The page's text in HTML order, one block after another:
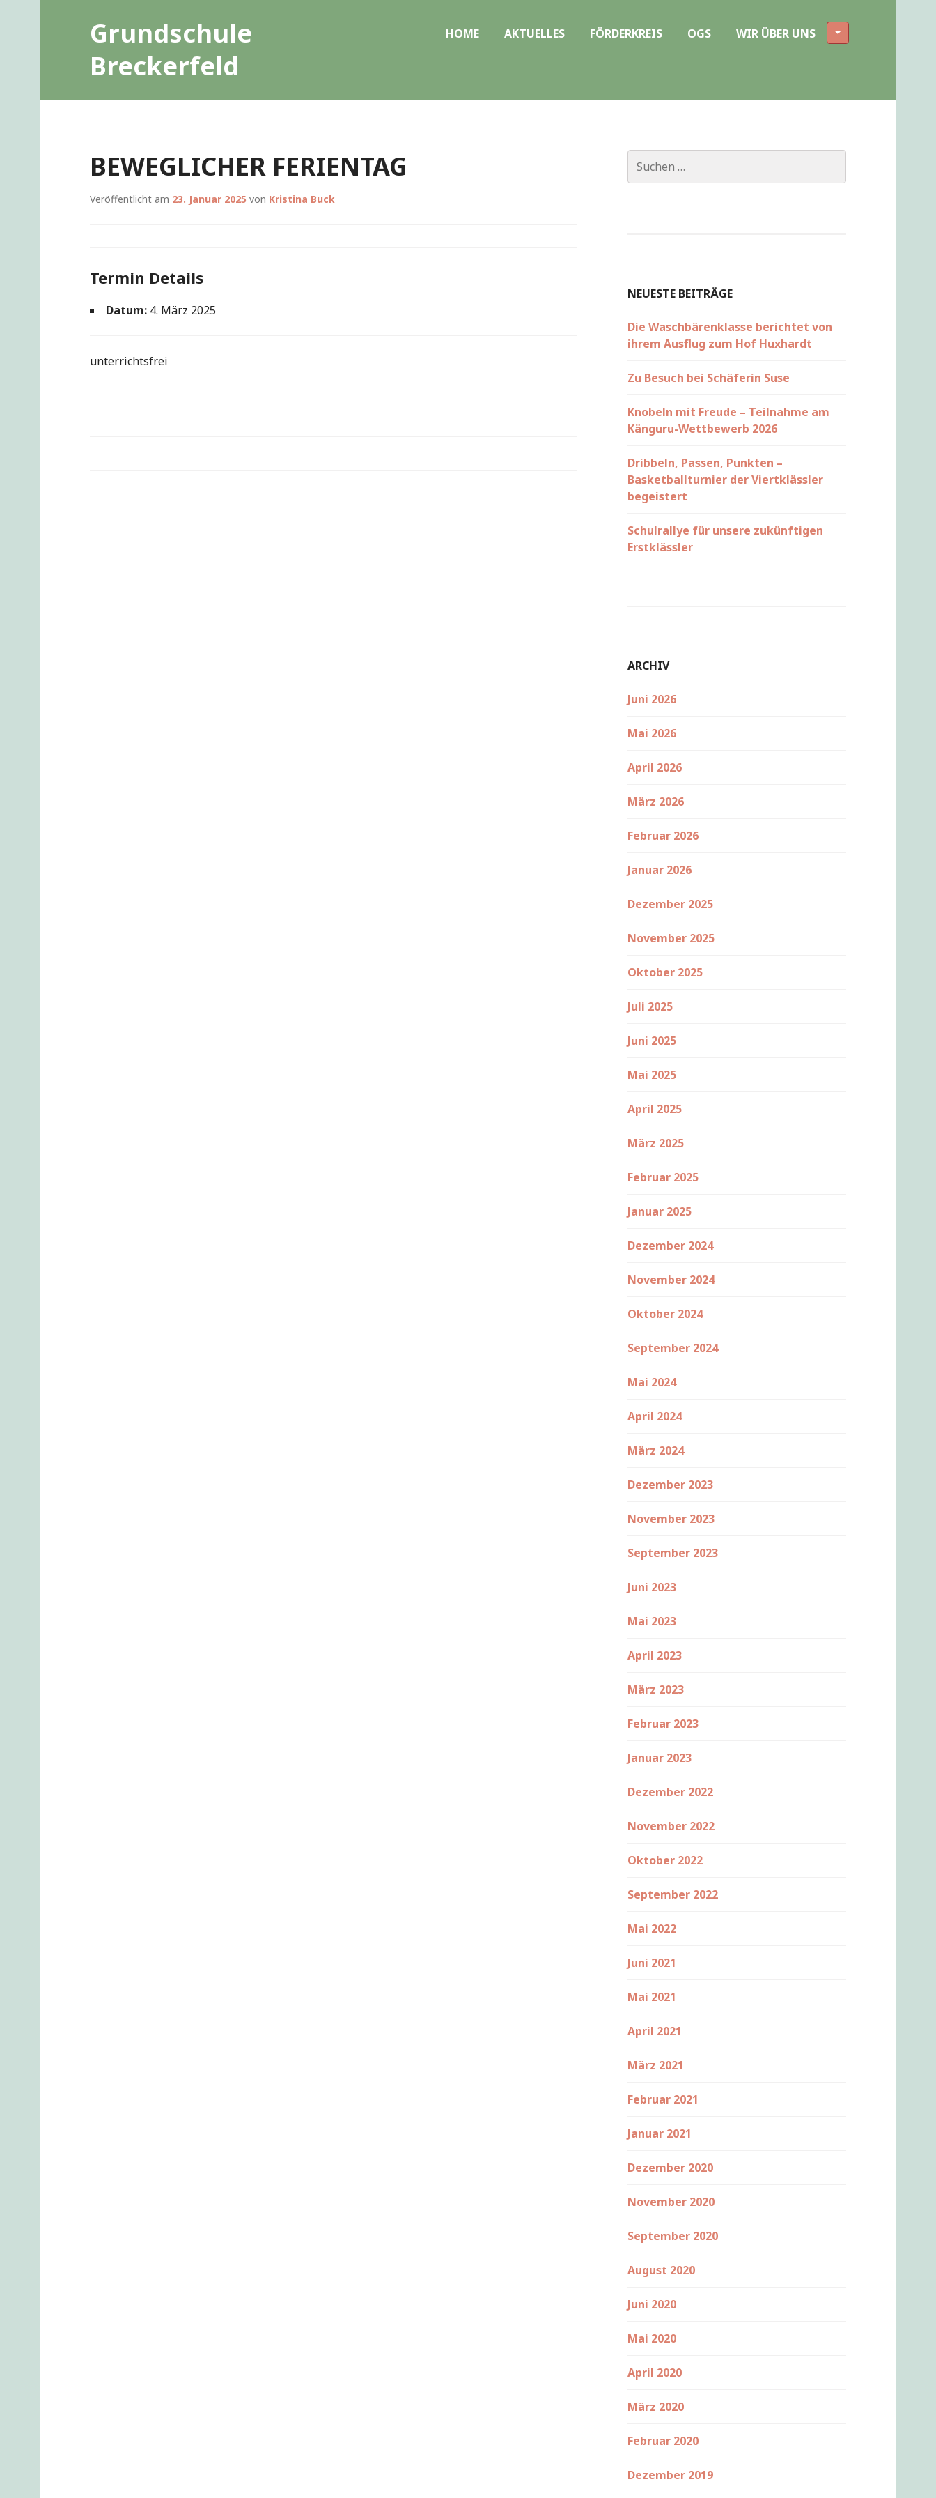
Grundschule
Breckerfeld
HOME AKTUELLES FÖRDERKREIS OGS WIR ÜBER UNS
BEWEGLICHER FERIENTAG
Veröffentlicht am 23. Januar 2025 von Kristina Buck
Termin Details
Datum: 4. März 2025
unterrichtsfrei
nach:
NEUESTE BEITRÄGE
Die Waschbärenklasse berichtet von
ihrem Ausflug zum Hof Huxhardt
Zu Besuch bei Schäferin Suse
Knobeln mit Freude – Teilnahme am
Känguru-Wettbewerb 2026
Dribbeln, Passen, Punkten –
Basketballturnier der Viertklässler
begeistert
Schulrallye für unsere zukünftigen
Erstklässler
ARCHIV
Juni 2026
Mai 2026
April 2026
März 2026
Februar 2026
Januar 2026
Dezember 2025
November 2025
Oktober 2025
Juli 2025
Juni 2025
Mai 2025
April 2025
März 2025
Februar 2025
Januar 2025
Dezember 2024
November 2024
Oktober 2024
September 2024
Mai 2024
April 2024
März 2024
Dezember 2023
November 2023
September 2023
Juni 2023
Mai 2023
April 2023
März 2023
Februar 2023
Januar 2023
Dezember 2022
November 2022
Oktober 2022
September 2022
Mai 2022
Juni 2021
Mai 2021
April 2021
März 2021
Februar 2021
Januar 2021
Dezember 2020
November 2020
September 2020
August 2020
Juni 2020
Mai 2020
April 2020
März 2020
Februar 2020
Dezember 2019